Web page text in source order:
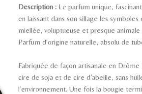
Description :Le parfum unique,
en laissant dans son sillage les
miellée, voluptueuse et presque
Parfum d'origine naturelle, absolu de
Fabriquée de façon artisanale en
cire de soja et de cire d’abeille, sans
l’environnement. Une fois la bougie